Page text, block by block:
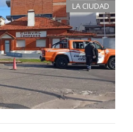
LA CIUDAD